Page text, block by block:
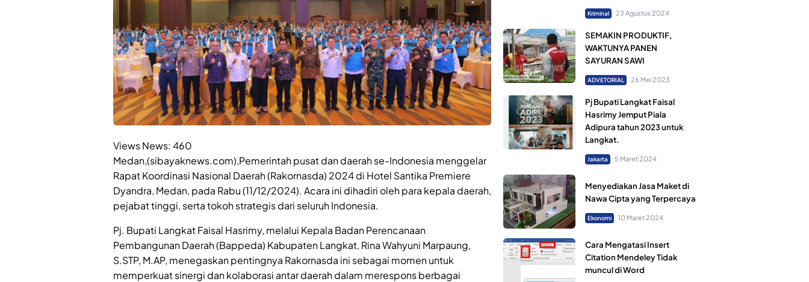
Views News: 460
Medan,(sibayaknews.com),Pemerintah pusat dan daerah se-Indonesia menggelar
Rapat Koordinasi Nasional Daerah (Rakornasda) 2024 di Hotel Santika Premiere
Dyandra, Medan, pada Rabu (11/12/2024). Acara ini dihadiri oleh para kepala daerah,
pejabat tinggi, serta tokoh strategis dari seluruh Indonesia.
Pj. Bupati Langkat Faisal Hasrimy, melalui Kepala Badan Perencanaan
Pembangunan Daerah (Bappeda) Kabupaten Langkat, Rina Wahyuni Marpaung,
S.STP, M.AP, menegaskan pentingnya Rakornasda ini sebagai momen untuk
memperkuat sinergi dan kolaborasi antar daerah dalam merespons berbagai
Kriminal 23 Agustus 2024
SEMAKIN PRODUKTIF,
WAKTUNYA PANEN
SAYURAN SAWI
ADVETORIAL 26 Mei 2023
Pj Bupati Langkat Faisal
Hasrimy Jemput Piala
Adipura tahun 2023 untuk
Langkat.
Jakarta 5 Maret 2024
Menyediakan Jasa Maket di
Nawa Cipta yang Terpercaya
Ekonomi 10 Maret 2024
Cara Mengatasi Insert
Citation Mendeley Tidak
muncul di Word